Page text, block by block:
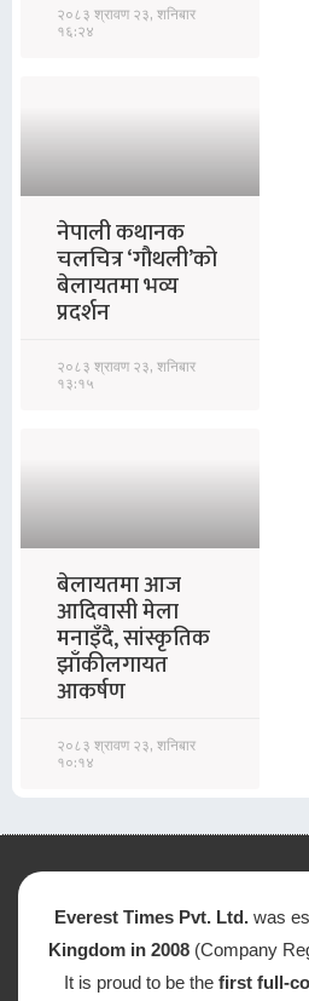
२०८३ श्रावण २३, शनिबार
१६:२४
नेपाली कथानक
चलचित्र ‘गौथली’को
बेलायतमा भव्य
प्रदर्शन
२०८३ श्रावण २३, शनिबार
१३:१५
बेलायतमा आज
आदिवासी मेला
मनाइँदै, सांस्कृतिक
झाँकीलगायत
आकर्षण
२०८३ श्रावण २३, शनिबार
१०:१४
Everest Times Pvt. Ltd. was
Kingdom in 2008 (Company
It is proud to be the first full-